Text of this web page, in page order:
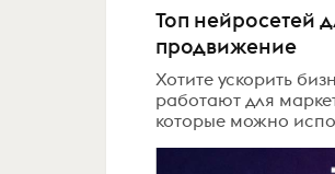
Топ нейросетей
продвижение
Хотите ускорить
работают для
которые можно